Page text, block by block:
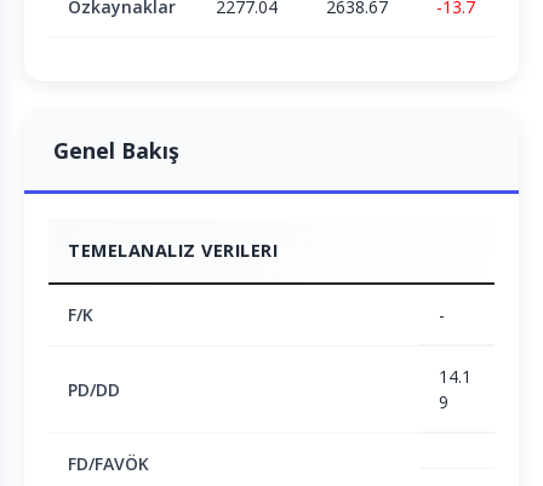
Özkaynaklar 2277.04 2638.67 -13.7
Genel Bakış
TEMELANALIZ VERILERI
F/K -
PD/DD
14.1
9
FD/FAVÖK